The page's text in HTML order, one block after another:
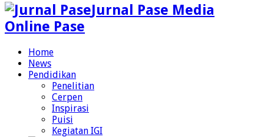
Jurnal Pase Media
Online Pase
Home
News
Pendidikan
Penelitian
Cerpen
Inspirasi
Puisi
Kegiatan IGI